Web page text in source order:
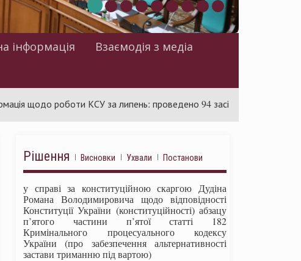
інформація
Взаємодія з медіа
роботи КСУ за липень: проведено 94 засідання та ухвалено 85
Рішення Висновки Ухвали Постанови
у справі за конституційною скаргою Дудіна
Романа Володимировича щодо відповідності
Конституції України (конституційності) абзацу
п’ятого частини п’ятої статті 182
Кримінального процесуального кодексу
України (про забезпечення альтернативності
застави триманню під вартою)